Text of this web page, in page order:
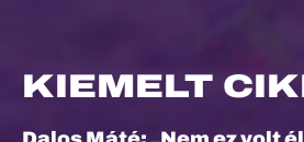
KIEMELT